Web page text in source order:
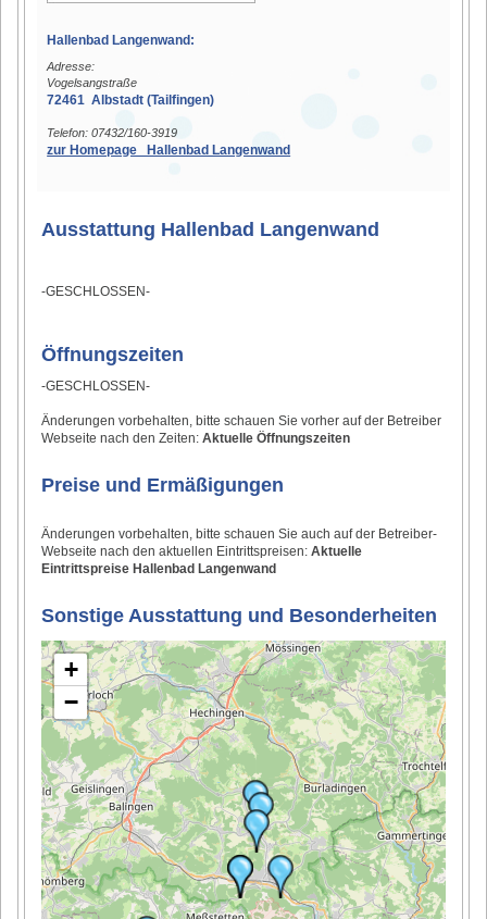
Hallenbad Langenwand:
Adresse:
Vogelsangstraße
72461 Albstadt (Tailfingen)
Telefon: 07432/160-3919
zur Homepage Hallenbad Langenwand
Ausstattung Hallenbad Langenwand
-GESCHLOSSEN-
Öffnungszeiten
-GESCHLOSSEN-
Änderungen vorbehalten, bitte schauen Sie vorher auf der Betreiber
Webseite nach den Zeiten:Aktuelle Öffnungszeiten
Preise und Ermäßigungen
Änderungen vorbehalten, bitte schauen Sie auch auf der Betreiber-
Webseite nach den aktuellen Eintrittspreisen:Aktuelle
Eintrittspreise Hallenbad Langenwand
Sonstige Ausstattung und Besonderheiten
+
−